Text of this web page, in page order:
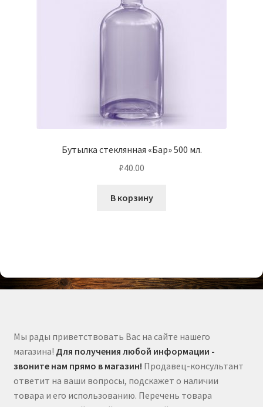
Бутылка стеклянная «Бар» 500 мл.
₽40.00
В корзину
Мы рады приветствовать Вас на сайте нашего
магазина! Для получения любой информации -
звоните нам прямо в магазин! Продавец-консультант
ответит на ваши вопросы, подскажет о наличии
товара и его использованию. Перечень товара